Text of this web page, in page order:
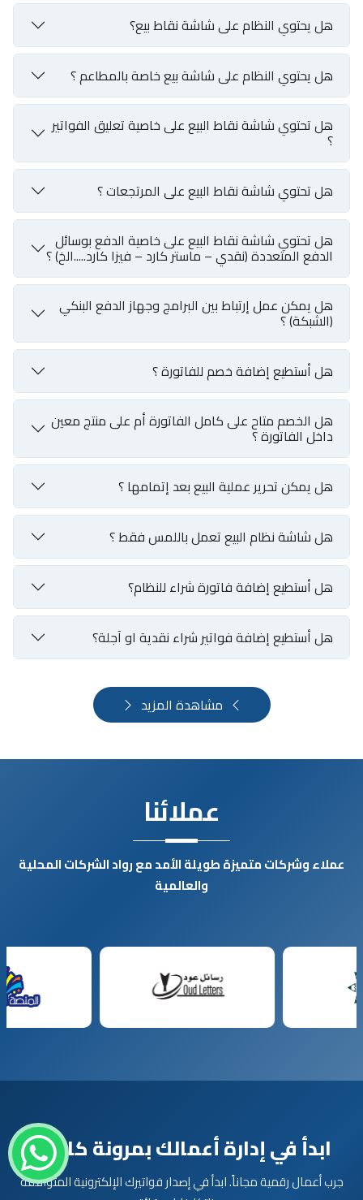
هل يحتوي النظام على شاشة نقاط بيع؟
هل يحتوي النظام على شاشة بيع خاصة بالمطاعم ؟
هل تحتوي شاشة نقاط البيع على خاصية تعليق الفواتير
؟
هل تحتوي شاشة نقاط البيع على المرتجعات ؟
هل تحتوي شاشة نقاط البيع على خاصية الدفع بوسائل
الدفع المتعددة (نقدي – ماستر كارد – فيزا كارد.....الخ) ؟
هل يمكن عمل إرتباط بين البرامج وجهاز الدفع البنكي
(الشبكة) ؟
هل أستطيع إضافة خصم للفاتورة ؟
هل الخصم متاح على كامل الفاتورة أم على منتج معين
داخل الفاتورة ؟
هل يمكن تحرير عملية البيع بعد إتمامها ؟
هل شاشة نظام البيع تعمل باللمس فقط ؟
هل أستطيع إضافة فاتورة شراء للنظام؟
هل أستطيع إضافة فواتير شراء نقدية او آجلة؟
مشاهدة المزيد
عملائنا
عملاء وشركات متميزة طويلة الأمد مع رواد الشركات المحلية
والعالمية
ابدأ في إدارة أعمالك بمرونة كاملة
جرب أعمال رقمية مجاناً. ابدأ في إصدار فواتيرك الإلكترونية المتوافقة